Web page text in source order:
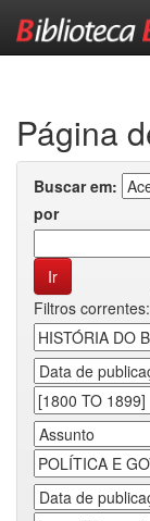
Página
Buscar em:
por
Filtros correntes: